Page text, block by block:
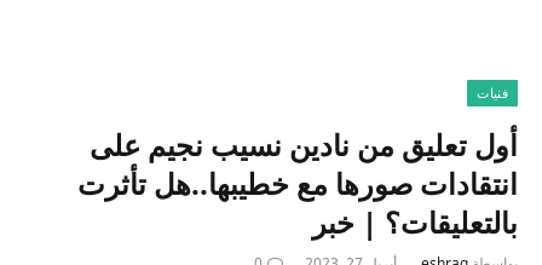
فنيات
أول تعليق من نادين نسيب نجيم على
انتقادات صورها مع خطيبها..هل تأثرت
بالتعليقات؟ | خبر